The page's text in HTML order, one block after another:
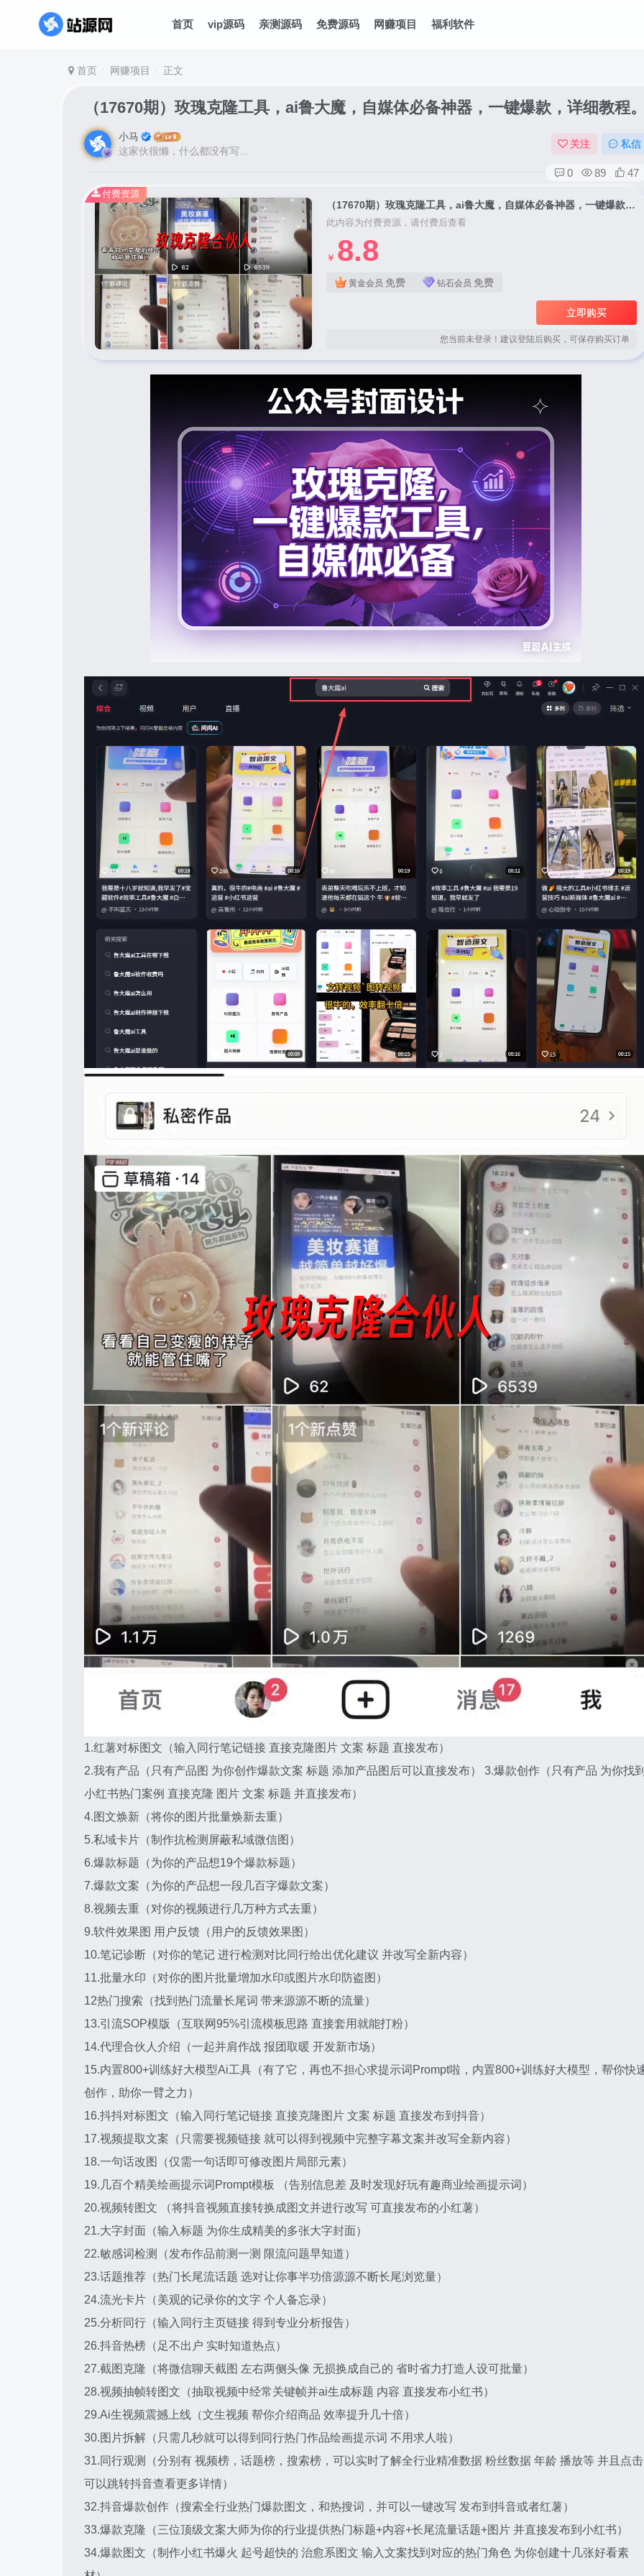
首页 vip源码 亲测源码 免费源码 网赚项目 福利软件
首页 网赚项目 正文
（17670期）玫瑰克隆工具，ai鲁大魔，自媒体必备神器，一键爆款，详细教程
小马
这家伙很懒，什么都没有写...
关注 私信
0 89 47
（17670期）玫瑰克隆工具，ai鲁大魔，自媒体必备神器，一键爆款，详细教程。
此内容为付费资源，请付费后查看
￥ 8.8
黄金会员 免费 钻石会员 免费
立即购买
您当前未登录！建议登陆后购买，可保存购买订单
付费资源
1.红薯对标图文（输入同行笔记链接 直接克隆图片 文案 标题 直接发布）
2.我有产品（只有产品图 为你创作爆款文案 标题 添加产品图后可以直接发布） 3.爆款创作（只有产品 为你找
小红书热门案例 直接克隆 图片 文案 标题 并直接发布）
4.图文焕新（将你的图片批量焕新去重）
5.私域卡片（制作抗检测屏蔽私域微信图）
6.爆款标题（为你的产品想19个爆款标题）
7.爆款文案（为你的产品想一段几百字爆款文案）
8.视频去重（对你的视频进行几万种方式去重）
9.软件效果图 用户反馈（用户的反馈效果图）
10.笔记诊断（对你的笔记 进行检测对比同行给出优化建议 并改写全新内容）
11.批量水印（对你的图片批量增加水印或图片水印防盗图）
12热门搜索（找到热门流量长尾词 带来源源不断的流量）
13.引流SOP模版（互联网95%引流模板思路 直接套用就能打粉）
14.代理合伙人介绍（一起并肩作战 报团取暖 开发新市场）
15.内置800+训练好大模型Ai工具（有了它，再也不担心求提示词Prompt啦，内置800+训练好大模型，帮你快
创作，助你一臂之力）
16.抖抖对标图文（输入同行笔记链接 直接克隆图片 文案 标题 直接发布到抖音）
17.视频提取文案（只需要视频链接 就可以得到视频中完整字幕文案并改写全新内容）
18.一句话改图（仅需一句话即可修改图片局部元素）
19.几百个精美绘画提示词Prompt模板 （告别信息差 及时发现好玩有趣商业绘画提示词）
20.视频转图文 （将抖音视频直接转换成图文并进行改写 可直接发布的小红薯）
21.大字封面（输入标题 为你生成精美的多张大字封面）
22.敏感词检测（发布作品前测一测 限流问题早知道）
23.话题推荐（热门长尾流话题 选对让你事半功倍源源不断长尾浏览量）
24.流光卡片（美观的记录你的文字 个人备忘录）
25.分析同行（输入同行主页链接 得到专业分析报告）
26.抖音热榜（足不出户 实时知道热点）
27.截图克隆（将微信聊天截图 左右两侧头像 无损换成自己的 省时省力打造人设可批量）
28.视频抽帧转图文（抽取视频中经常关键帧并ai生成标题 内容 直接发布小红书）
29.Ai生视频震撼上线（文生视频 帮你介绍商品 效率提升几十倍）
30.图片拆解（只需几秒就可以得到同行热门作品绘画提示词 不用求人啦）
31.同行观测（分别有 视频榜，话题榜，搜索榜，可以实时了解全行业精准数据 粉丝数据 年龄 播放等 并且点击
可以跳转抖音查看更多详情）
32.抖音爆款创作（搜索全行业热门爆款图文，和热搜词，并可以一键改写 发布到抖音或者红薯）
33.爆款克隆（三位顶级文案大师为你的行业提供热门标题+内容+长尾流量话题+图片 并直接发布到小红书）
34.爆款图文（制作小红书爆火 起号超快的 治愈系图文 输入文案找到对应的热门角色 为你创建十几张好看素